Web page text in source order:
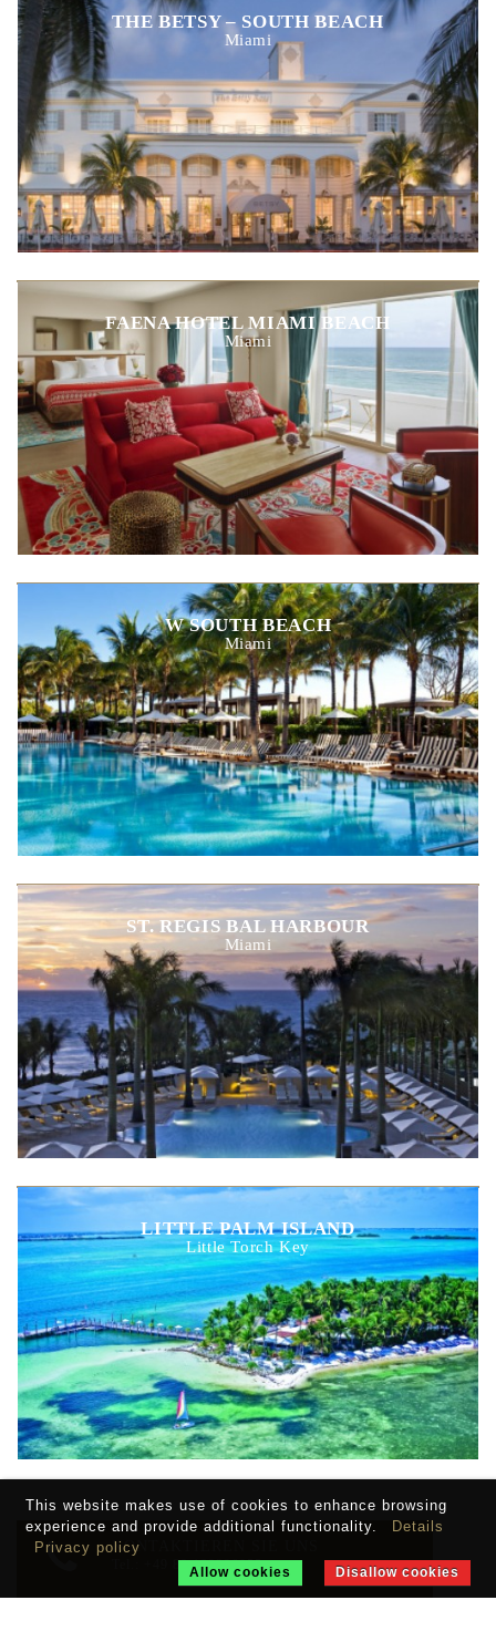
THE BETSY – SOUTH BEACH
Miami
FAENA HOTEL MIAMI BEACH
Miami
W SOUTH BEACH
Miami
ST. REGIS BAL HARBOUR
Miami
LITTLE PALM ISLAND
Little Torch Key
KONTAKTIEREN SIE UNS
Tel.: +49 89 189396055
This website makes use of cookies to enhance browsing
experience and provide additional functionality.
Details
Privacy policy
Disallow cookies
Allow cookies